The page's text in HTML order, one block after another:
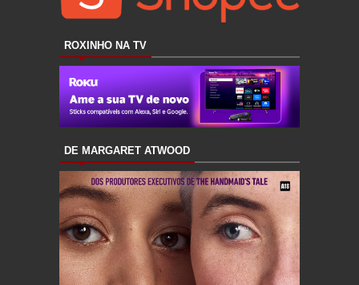
ROXINHO NA TV
DE MARGARET ATWOOD